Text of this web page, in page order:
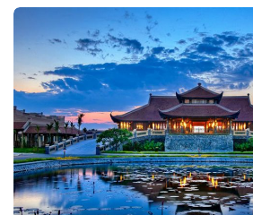
Post
navigation